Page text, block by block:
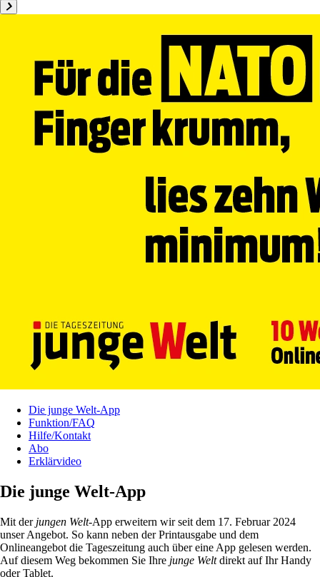
Die junge Welt-App
Funktion/FAQ
Hilfe/Kontakt
Abo
Erklärvideo
Die junge Welt-App
Mit der jungen Welt-App erweitern wir seit dem 17. Februar 2024
unser Angebot. So kann neben der Printausgabe und dem
Onlineangebot die Tageszeitung auch über eine App gelesen werden.
Auf diesem Weg bekommen Sie Ihre junge Weltdirekt auf Ihr Handy
oder Tablet.